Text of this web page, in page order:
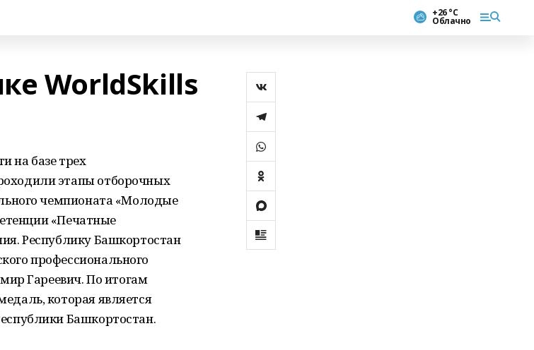
+26 °С
Облачно
WorldSkills
на базе трех
этапы отборочных
чемпионата «Молодые
«Печатные
Республику Башкортостан
профессионального
Гареевич. По итогам
которая является
Башкортостан.